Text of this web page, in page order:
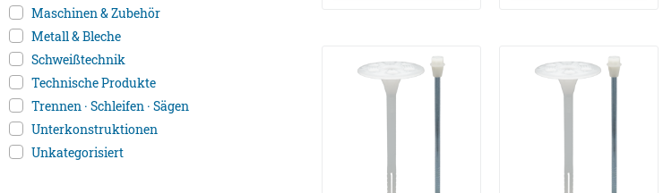
Maschinen & Zubehör
Metall & Bleche
Schweißtechnik
Technische Produkte
Trennen · Schleifen · Sägen
Unterkonstruktionen
Unkategorisiert